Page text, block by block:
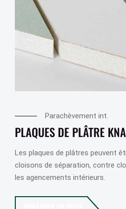
Parachèvement int.
PLAQUES DE PLÂTRE
Les plaques de plâtres peuvent
cloisons de séparation, contre
les agencements intérieurs.